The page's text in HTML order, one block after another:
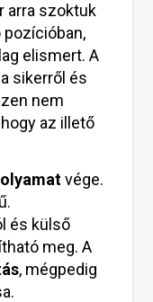
arra szoktuk
pozícióban,
elismert. A
sikerről és
nem
az illető
vége.
és külső
meg. A
, mégpedig